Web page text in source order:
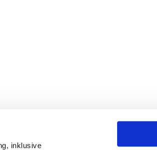
inklusive